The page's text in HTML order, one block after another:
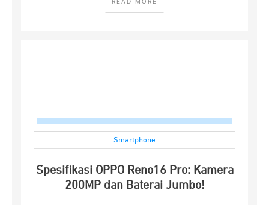
Smartphone
Spesifikasi OPPO Reno16 Pro: Kamera
200MP dan Baterai Jumbo!